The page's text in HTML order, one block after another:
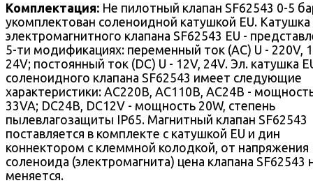
Комплектация: Не пилотный клапан SF62543 0-5
укомплектован соленоидной катушкой EU. Катушка
электромагнитного клапана SF62543 EU -
5-ти модификациях: переменный ток (AC) U - 220V,
24V; постоянный ток (DC) U - 12V, 24V. Эл. катушка
соленоидного клапана SF62543 имеет следующие
характеристики: AC220В, AC110В, AC24В -
33VA; DC24В, DC12V - мощность 20W, степень
пылевлагозащиты IP65. Магнитный клапан SF62543
поставляется в комплекте с катушкой EU и дин
коннектором с клеммной колодкой, от напряжения
соленоида (электромагнита) цена клапана SF62543
меняется.